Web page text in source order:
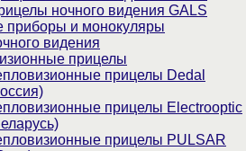
ночного видения GALS
приборы и монокуляры
видения
прицелы
прицелы Dedal
прицелы Electrooptic
прицелы PULSAR